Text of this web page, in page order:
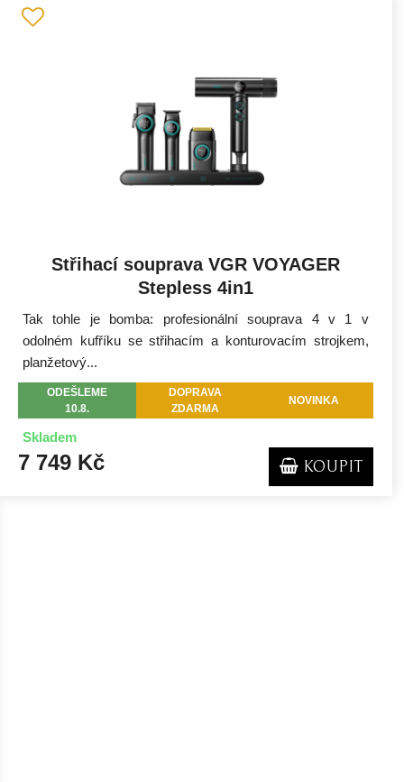
Střihací souprava VGR VOYAGER
Stepless 4in1
Tak tohle je bomba: profesionální souprava 4 v 1 v
odolném kufříku se střihacím a konturovacím strojkem,
planžetový...
ODEŠLEME
10.8.
DOPRAVA
ZDARMA
NOVINKA
Skladem
7 749 Kč KOUPIT